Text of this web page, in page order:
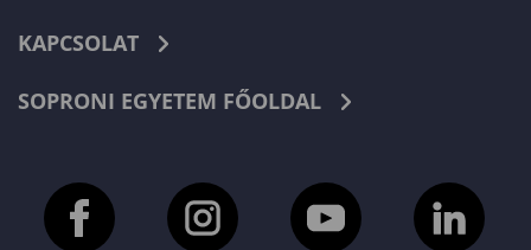
KAPCSOLAT
SOPRONI EGYETEM FŐOLDAL